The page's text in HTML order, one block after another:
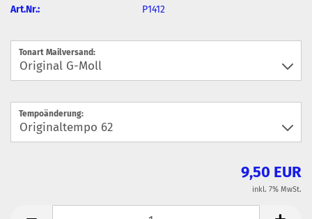
Art.Nr.: P1412
Tonart Mailversand:
Tempoänderung:
9,50 EUR
inkl. 7% MwSt.